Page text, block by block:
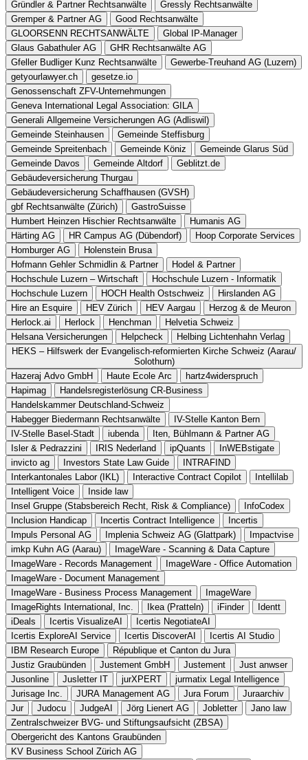
Gründler & Partner Rechtsanwälte
Gressly Rechtsanwälte
Gremper & Partner AG
Good Rechtsanwälte
GLOORSENN RECHTSANWÄLTE
Global IP-Manager
Glaus Gabathuler AG
GHR Rechtsanwälte AG
Gfeller Budliger Kunz Rechtsanwälte
Gewerbe-Treuhand AG (Luzern)
getyourlawyer.ch
gesetze.io
Genossenschaft ZFV-Unternehmungen
Geneva International Legal Association: GILA
Generali Allgemeine Versicherungen AG (Adliswil)
Gemeinde Steinhausen
Gemeinde Steffisburg
Gemeinde Spreitenbach
Gemeinde Köniz
Gemeinde Glarus Süd
Gemeinde Davos
Gemeinde Altdorf
Geblitzt.de
Gebäudeversicherung Thurgau
Gebäudeversicherung Schaffhausen (GVSH)
gbf Rechtsanwälte (Zürich)
GastroSuisse
Humbert Heinzen Hischier Rechtsanwälte
Humanis AG
Härting AG
HR Campus AG (Dübendorf)
Hoop Corporate Services
Homburger AG
Holenstein Brusa
Hofmann Gehler Schmidlin & Partner
Hodel & Partner
Hochschule Luzern – Wirtschaft
Hochschule Luzern - Informatik
Hochschule Luzern
HOCH Health Ostschweiz
Hirslanden AG
Hire an Esquire
HEV Zürich HEV Aargau
Herzog & de Meuron
Herlock.ai
Herlock Henchman
Helvetia Schweiz
Helsana Versicherungen
Helpcheck
Helbing Lichtenhahn Verlag
HEKS – Hilfswerk der Evangelisch-reformierten Kirche Schweiz (Aarau/
Solothurn)
Hazeraj Advo GmbH
Haute Ecole Arc
hartz4widerspruch
Hapimag
Handelsregisterlösung CR-Business
Handelskammer Deutschland-Schweiz
Habegger Biedermann Rechtsanwälte
IV-Stelle Kanton Bern
IV-Stelle Basel-Stadt
iubenda
Iten, Bühlmann & Partner AG
Isler & Pedrazzini
IRIS Nederland ipQuants
InWEBstigate
invicto ag
Investors State Law Guide
INTRAFIND
Interkantonales Labor (IKL)
Interactive Contract Copilot
Intellilab
Intelligent Voice
Inside law
Insel Gruppe (Stabsbereich Recht, Risk & Compliance)
InfoCodex
Inclusion Handicap
Incertis Contract Intelligence
Incertis
Impuls Personal AG
Implenia Schweiz AG (Glattpark)
Impactvise
imkp Kuhn AG (Aarau)
ImageWare - Scanning & Data Capture
ImageWare - Records Management
ImageWare - Office Automation
ImageWare - Document Management
ImageWare - Business Process Management
ImageWare
ImageRights International, Inc.
Ikea (Pratteln) iFinder
Identt
iDeals
Icertis VisualizeAI
Icertis NegotiateAI
Icertis ExploreAI Service
Icertis DiscoverAI
Icertis AI Studio
IBM Research Europe
République et Canton du Jura
Justiz Graubünden
Justement GmbH Justement
Just anwser
Jusonline
Jusletter IT jurXPERT
jurmatix Legal Intelligence
Jurisage Inc.
JURA Management AG Jura Forum
Juraarchiv
Jur
Judocu JudgeAI Jörg Lienert AG Jobletter
Jano law
Zentralschweizer BVG- und Stiftungsaufsicht (ZBSA)
Obergericht des Kantons Graubünden
KV Business School Zürich AG